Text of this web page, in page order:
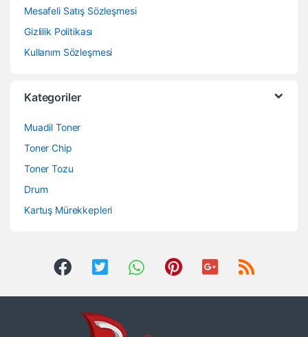
Mesafeli Satış Sözleşmesi
Gizlilik Politikası
Kullanım Sözleşmesi
Kategoriler
Muadil Toner
Toner Chip
Toner Tozu
Drum
Kartuş Mürekkepleri